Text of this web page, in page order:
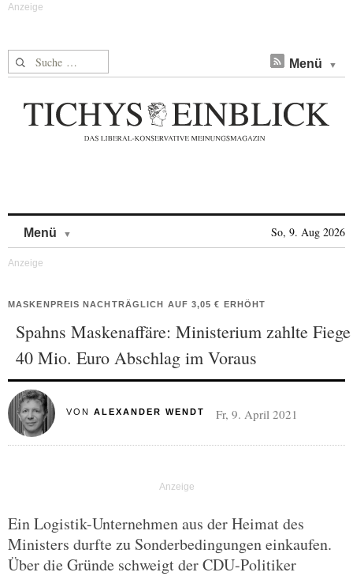
Suche nach: Menü
Menü So, 9. Aug 2026
MASKENPREIS NACHTRÄGLICH AUF 3,05 € ERHÖHT
Spahns Maskenaffäre: Ministerium zahlte Fiege
40 Mio. Euro Abschlag im Voraus
VON ALEXANDER WENDT Fr, 9. April 2021
Ein Logistik-Unternehmen aus der Heimat des
Ministers durfte zu Sonderbedingungen einkaufen.
Über die Gründe schweigt der CDU-Politiker